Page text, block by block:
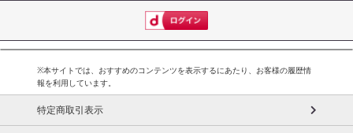
※本サイトでは、おすすめのコンテンツを表示するにあたり、お客様の履歴情
報を利用しています。
特定商取引表示